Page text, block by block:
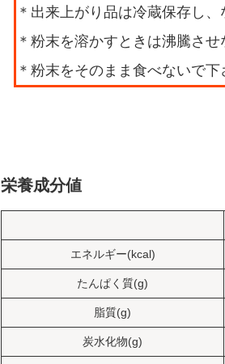
出来上がり品は冷蔵保存し、
粉末を溶かすときは沸騰させ
粉末をそのまま食べないで下
栄養成分値
エネルギー(kcal)
たんぱく質(g)
脂質(g)
炭水化物(g)